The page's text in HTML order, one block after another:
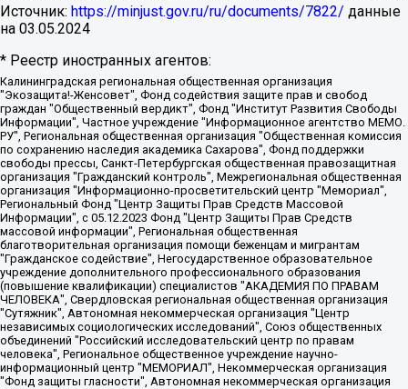
Источник: https://minjust.gov.ru/ru/documents/7822/ данные
на 03.05.2024
* Реестр иностранных агентов:
Калининградская региональная общественная организация "Экозащита!-Женсовет", Фонд содействия защите прав и свобод граждан "Общественный вердикт", Фонд "Институт Развития Свободы Информации", Частное учреждение "Информационное агентство МЕМО. РУ", Региональная общественная организация "Общественная комиссия по сохранению наследия академика Сахарова", Фонд поддержки свободы прессы, Санкт-Петербургская общественная правозащитная организация "Гражданский контроль", Межрегиональная общественная организация "Информационно-просветительский центр "Мемориал", Региональный Фонд "Центр Защиты Прав Средств Массовой Информации", с 05.12.2023 Фонд "Центр Защиты Прав Средств массовой информации", Региональная общественная благотворительная организация помощи беженцам и мигрантам "Гражданское содействие", Негосударственное образовательное учреждение дополнительного профессионального образования (повышение квалификации) специалистов "АКАДЕМИЯ ПО ПРАВАМ ЧЕЛОВЕКА", Свердловская региональная общественная организация "Сутяжник", Автономная некоммерческая организация "Центр независимых социологических исследований", Союз общественных объединений "Российский исследовательский центр по правам человека", Региональное общественное учреждение научно-информационный центр "МЕМОРИАЛ", Некоммерческая организация "Фонд защиты гласности", Автономная некоммерческая организация "Институт прав человека", Городская общественная организация "Екатеринбургское общество "МЕМОРИАЛ", Городская общественная организация "Рязанское историко-просветительское и правозащитное общество "Мемориал" (Рязанский Мемориал), Челябинский региональный орган общественной самодеятельности – женское общественное объединение "Женщины Евразии", Челябинский региональный орган общественной самодеятельности "Уральская правозащитная группа", Фонд содействия защите здоровья и социальной справедливости имени Андрея Рылькова, Автономная Некоммерческая Организация "Аналитический Центр Юрия Левады", Автономная некоммерческая организация социальной поддержки населения "Проект Апрель", Региональная общественная организация помощи женщинам и детям, находящимся в кризисной ситуации "Информационно-методический центр "Анна", Фонд содействия развитию массовых коммуникаций и правовому просвещению "Так-так-Так", Фонд содействия устойчивому развитию "Серебряная тайга", Свердловский региональный общественный фонд социальных проектов "Новое время", "Idel.Реалии", Кавказ.Реалии, Крым.Реалии, Телеканал Настоящее Время, Татаро-башкирская служба Радио Свобода (Azatliq Radiosi), Радио Свободная Европа/Радио Свобода (PCE/PC), "Сибирь.Реалии", "Фактограф", Благотворительный фонд помощи осужденным и их семьям, Автономная некоммерческая организация "Институт глобализации и социальных движений", Фонд "В защиту прав заключенных", Частное учреждение "Центр поддержки и содействия развитию средств массовой информации", Пензенский региональный общественный благотворительный фонд "Гражданский союз", "Север.Реалии", Некоммерческая организация Фонд "Правовая инициатива", Общество с ограниченной ответственностью "Радио Свободная Европа/Радио Свобода", Чешское информационное агентство "MEDIUM-ORIENT", Красноярская региональная общественная организация "Мы против СПИДа", Камалягин Денис Николаевич, Маркелов Сергей Евгеньевич, Пономарев Лев Александрович, Савицкая Людмила Алексеевна, Автономная некоммерческая организация "Центр по работе с проблемой насилия "НАСИЛИЮ.НЕТ", Межрегиональный профессиональный союз работников здравоохранения "Альянс врачей", Юридическое лицо, зарегистрированное в Латвийской Республике, SIA "Medusa Project" (регистрационный номер 40103797863, дата регистрации 10.06.2014), Некоммерческая организация "Фонд по борьбе с коррупцией", Автономная некоммерческая организация "Институт права и публичной политики", Баданин Роман Сергеевич, Гликин Максим Александрович, Железнова Мария Михайловна, Лукьянова Юлия Сергеевна, Маетная Елизавета Витальевна, Маняхин Петр Борисович, Чуракова Ольга Владимировна, Ярош Юлия Петровна, Юридическое лицо "The Insider SIA", зарегистрированное в Риге, Латвийская Республика (дата регистрации 26.06.2015), являющееся администратором доменного имени интернет-издания "The Insider SIA", https://theins.ru, Постернак Алексей Евгеньевич, Рубин Михаил Аркадьевич, Анин Роман Александрович, Юридическое лицо Istories fonds, зарегистрированное в Латвийской Республике (регистрационный номер 50008295751, дата регистрации 24.02.2020), Великовский Дмитрий Александрович, Долинина Ирина Николаевна, Мароховская Алеся Алексеевна, Шлейнов Роман Юрьевич, Шмагун Олеся Валентиновна, Общество с ограниченной ответственностью "Альтаир 2021", Общество с ограниченной ответственностью "Вега 2021", Общество с ограниченной ответственностью "Главный редактор 2021", Общество с ограниченной ответственностью "Ромашки монолит", Важенков Артем Валерьевич, Ивановская областная общественная организация "Центр гендерных исследований", Гурман Юрий Альбертович, Медиапроект "ОВД-Инфо", Егоров Владимир Владимирович, Жилинский Владимир Александрович, Общество с ограниченной ответственностью "ЗП", Иванова София Юрьевна, Карезина Инна Павловна, Кильтау Екатерина Викторовна, Петров Алексей Викторович, Пискунов Сергей Евгеньевич, Смирнов Сергей Сергеевич, Тихонов Михаил Сергеевич, Общество с ограниченной ответственностью "ЖУРНАЛИСТ-ИНОСТРАННЫЙ АГЕНТ", Арапова Галина Юрьевна, Вольтская Татьяна Анатольевна, Американская компания "Mason G.E.S. Anonymous Foundation" (США), являющаяся владельцем интернет-издания https://mnews.world/, Компания "Stichting Bellingcat", зарегистрированная в Нидерландах (дата регистрации 11.07.2018), Захаров Андрей Вячеславович, Клепиковская Екатерина Дмитриевна, Общество с ограниченной ответственностью "МЕМО", Перл Роман Александрович, Симонов Евгений Алексеевич, Соловьева Елена Анатольевна, Сотников Даниил Владимирович, Сурначева Елизавета Дмитриевна, Автономная некоммерческая организация по защите прав человека и информированию населения "Якутия – Наше Мнение", Общество с ограниченной ответственностью "Москоу диджитал медиа", с 26.01.2023 Общество с ограниченной ответственностью "Чайка Белые сады", Ветошкина Валерия Валерьевна, Заговора Максим Александрович, Межрегиональное общественное движение "Российская ЛГБТ - сеть", Оленичев Максим Владимирович, Павлов Иван Юрьевич, Скворцова Елена Сергеевна, Общество с ограниченной ответственностью "Как бы инагент", Кочетков Игорь Викторович, Общество с ограниченной ответственностью "Честные выборы", Еланчик Олег Александрович, Общество с ограниченной ответственностью "Нобелевский призыв", Гималова Регина Эмилевна, Григорьев Андрей Валерьевич, Григорьева Алина Александровна, Ассоциация по содействию защите прав призывников, альтернативнослужащих и военнослужащих "Правозащитная группа "Гражданин.Армия.Право", Хисамова Регина Фаритовна, Автономная некоммерческая организация по реализации социально-правовых программ "Лилит", Дальневосточное общественное движение "Маяк", Санкт-Петербургская ЛГБТ-инициативная группа "Выход", Инициативная группа ЛГБТ+ "Реверс", Алексеев Андрей Викторович, Бекбулатова Таисия Львовна, Беляев Иван Михайлович, Владыкина Елена Сергеевна, Гельман Марат Александрович, Никульшина Вероника Юрьевна, Толоконникова Надежда Андреевна, Шендерович Виктор Анатольевич, Общество с ограниченной ответственностью "Данное сообщение", Общество с ограниченной ответственностью Издательский дом "Новая глава", Айнбиндер Александра Александровна, Московский комьюнити-центр для ЛГБТ+инициатив, Благотворительный фонд развития филантропии, Deutsche Welle (Германия, Kurt-Schumacher-Strasse 3, 53113 Bonn), Борзунова Мария Михайловна, Воробьев Виктор Викторович, Голубева Анна Львовна, Константинова Алла Михайловна, Малкова Ирина Владимировна, Мурадов Мурад Абдулгалимович, Осетинская Елизавета Николаевна, Понасенков Евгений Николаевич, Ганапольский Матвей Юрьевич, Киселев Евгений Алексеевич, Борухович Ирина Григорьевна, Дремин Иван Тимофеевич, Дубровский Дмитрий Викторович, Красноярская региональная общественная организация поддержки и развития альтернативных образовательных технологий и межкультурных коммуникаций "ИНТЕРРА", Маяковская Екатерина Алексеевна, Фейгин Марк Захарович, Филимонов Андрей Викторович, Дзугкоева Регина Николаевна, Доброхотов Роман Александрович, Дудь Юрий Александрович, Елкин Сергей Владимирович, Кругликов Кирилл Игоревич, Сабунаева Мария Леонидовна, Семенов Алексей Владимирович, Шаинян Карен Багратович, Шульман Екатерина Михайловна, Асафьев Артур Валерьевич, Вахштайн Виктор Семенович, Венедиктов Алексей Алексеевич, Лушникова Екатерина Евгеньевна, Волков Леонид Михайлович, Невзоров Александр Глебович, Пархоменко Сергей Борисович, Сироткин Ярослав Николаевич, Кара-Мурза Владимир Владимирович, Баранова Наталья Владимировна, Гозман Леонид Яковлевич, Кагарлицкий Борис Юльевич, Климарев Михаил Валерьевич, Милов Владимир Станиславович, Автономная некоммерческая организация Краснодарский центр современного искусства "Типография", Моргенштерн Алишер Тагирович, Соболь Любовь Эдуардовна, Общество с ограниченной ответственностью "ЛИЗА НОРМ", Каспаров Гарри Кимович, Ходорковский Михаил Борисович, Общество с ограниченной ответственностью "Апрельские тезисы", Данилович Ирина Брониславовна, Кашин Олег Владимирович, Петров Николай Владимирович, Пивоваров Алексей Владимирович, Соколов Михаил Владимирович, Цветкова Юлия Владимировна, Чичваркин Евгений Александрович, Комитет против пыток/Команда против пыток, Общество с ограниченной ответственностью "Первый научный", Общество с ограниченной ответственностью "Вертолет и ко", Белоцерковская Вероника Борисовна, Кац Максим Евгеньевич, Лазарева Татьяна Юрьевна, Шаведдинов Руслан Табризович, Яшин Илья Валерьевич, Общество с ограниченной ответственностью "Иноагент ААВ", Алешковский Дмитрий Петрович, Альбац Евгения Марковна, Быков Дмитрий Львович, Галямина Юлия Евгеньевна, Лойко Сергей Леонидович, Мартынов Кирилл Константинович, Медведев Сергей Александрович, Крашенинников Федор Геннадиевич, Гордеева Катерина Вл